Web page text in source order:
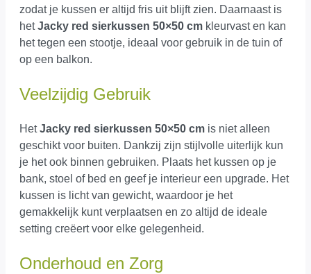
zodat je kussen er altijd fris uit blijft zien. Daarnaast is
hetJacky red sierkussen 50×50 cm kleurvast en kan
het tegen een stootje, ideaal voor gebruik in de tuin of
op een balkon.
Veelzijdig Gebruik
HetJacky red sierkussen 50×50 cm is niet alleen
geschikt voor buiten. Dankzij zijn stijlvolle uiterlijk kun
je het ook binnen gebruiken. Plaats het kussen op je
bank, stoel of bed en geef je interieur een upgrade. Het
kussen is licht van gewicht, waardoor je het
gemakkelijk kunt verplaatsen en zo altijd de ideale
setting creëert voor elke gelegenheid.
Onderhoud en Zorg